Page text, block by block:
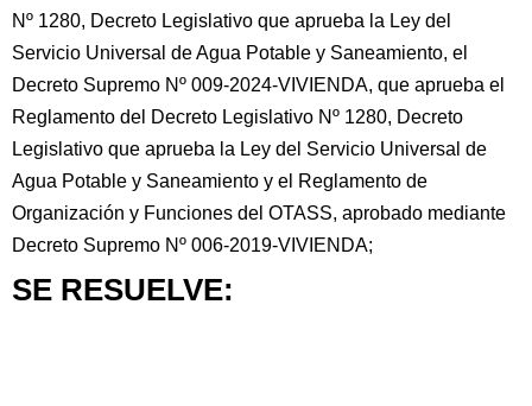
Nº 1280, Decreto Legislativo que aprueba la Ley del
Servicio Universal de Agua Potable y Saneamiento, el
Decreto Supremo Nº 009-2024-VIVIENDA, que aprueba el
Reglamento del Decreto Legislativo Nº 1280, Decreto
Legislativo que aprueba la Ley del Servicio Universal de
Agua Potable y Saneamiento y el Reglamento de
Organización y Funciones del OTASS, aprobado mediante
Decreto Supremo Nº 006-2019-VIVIENDA;
SE RESUELVE: